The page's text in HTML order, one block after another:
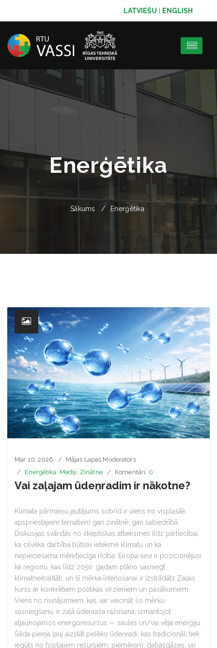
LATVIEŠU ENGLISH
Enerģētika
Sākums Enerģētika
Mar 10, 2026
Mājas Lapas Moderators
Enerģētika, Mediji , Zinātne Komentāri: 0
Vai zaļajam ūdeņradim ir nākotne?
Klimata pārmaiņu jautājums šobrīd ir viens no visplašāk
apspriestajiem tematiem gan zinātnē, gan sabiedrībā.
Diskusijas svārstās no skeptiskas attieksmes līdz pārliecībai,
ka cilvēka darbība būtiski ietekmē klimatu un ka
nepieciešama mērķtiecīga rīcība. Eiropa sevi ir pozicionējusi
kā reģionu, kas līdz 2050. gadam plāno sasniegt
klimatneitralitāti, un šī mērķa īstenošanai ir izstrādāts Zaļais
kurss ar konkrētiem politikas virzieniem un pasākumiem.
Viens no risinājumiem, kas var veicināt šo mērķu
sasniegšanu, ir zaļā ūdeņraža ražošana, izmantojot
atjaunojamos energoresursus — saules un/vai vēja enerģiju.
Šāda pieeja ļauj aizstāt pelēko ūdeņradi, kas tradicionāli tiek
iegūts no fosilajiem resursiem, piemēram, dabasgāzes, un